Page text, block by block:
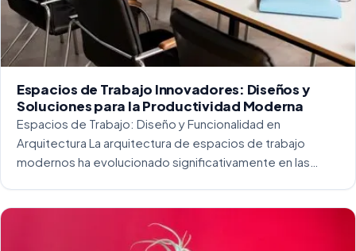
Espacios de Trabajo Innovadores: Diseños y
Soluciones para la Productividad Moderna
Espacios de Trabajo: Diseño y Funcionalidad en
Arquitectura La arquitectura de espacios de trabajo
modernos ha evolucionado significativamente en las